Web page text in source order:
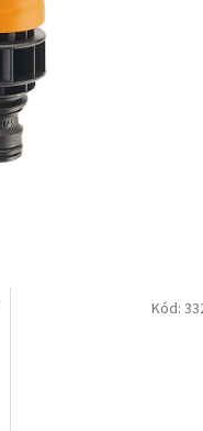
Kód: